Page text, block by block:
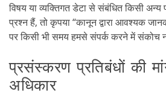
विषय या व्यक्तिगत डेटा से संबंधित किसी
प्रश्न हैं, तो कृपया “कानून द्वारा आवश्यक
पर किसी भी समय हमसे संपर्क करने में संकोच
प्रसंस्करण प्रतिबंधों की
अधिकार